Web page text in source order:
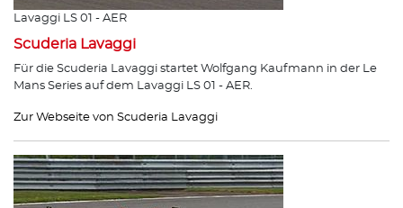
Lavaggi LS 01 - AER
Scuderia Lavaggi
Für die Scuderia Lavaggi startet Wolfgang Kaufmann in der Le
Mans Series auf dem Lavaggi LS 01 - AER.
Zur Webseite von Scuderia Lavaggi